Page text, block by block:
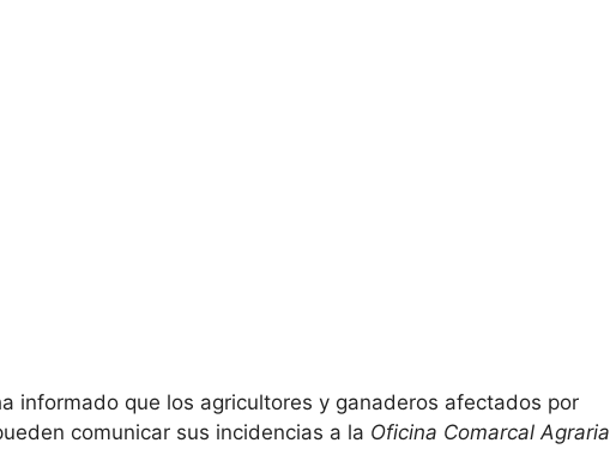
informado que los agricultores y ganaderos afectados por
comunicar sus incidencias a la Oficina Comarcal Agraria